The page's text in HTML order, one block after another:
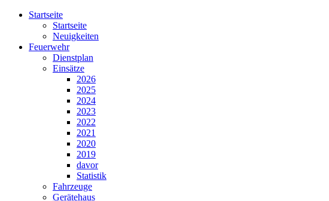
Startseite
Startseite
Neuigkeiten
Feuerwehr
Dienstplan
Einsätze
2026
2025
2024
2023
2022
2021
2020
2019
davor
Statistik
Fahrzeuge
Gerätehaus